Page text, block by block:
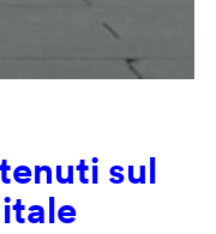
sul